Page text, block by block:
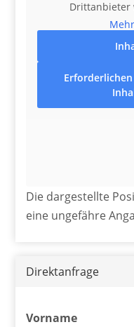
Drittanbieter
Die dargestellte
eine ungefähre
Direktanfrage
Vorname